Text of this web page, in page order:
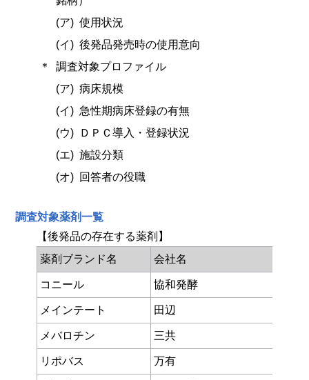
(ア) 使用状況
(イ) 後発品発売時の使用意向
＊
調査対象プロファイル
(ア) 病床規模
(イ) 急性期病床登録の有無
(ウ)
ＤＰＣ導入・登録状況
(エ) 施設分類
(オ)
回答者の役職
調査対象薬剤一覧
【後発品の存在する薬剤】
薬剤ブランド名
会社名
コニール 協和発酵
メインテート 田辺
メバロチン 三共
リポバス 万有